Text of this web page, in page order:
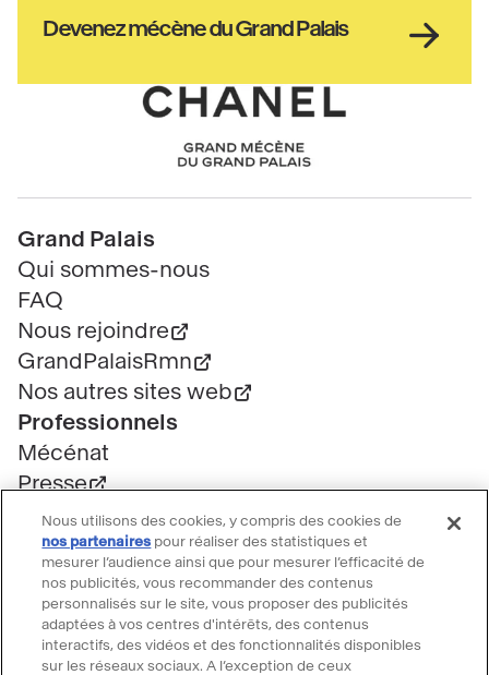
Haut
de
Devenez mécène du Grand Palais
Chanel
Pied
de
page
Grand Palais
Qui sommes-nous
FAQ
Nous rejoindre
GrandPalaisRmn
Nos autres sites web
Professionnels
Mécénat
Presse
Marchés publics
Location d'espaces
Billetterie
Billetterie groupe
Service client
FAQ Billetterie
Nous utilisons des cookies, y compris des cookies de
nos partenaires pour réaliser des statistiques et
mesurer l’audience ainsi que pour mesurer l’efficacité de
nos publicités, vous recommander des contenus
personnalisés sur le site, vous proposer des publicités
adaptées à vos centres d'intérêts, des contenus
interactifs, des vidéos et des fonctionnalités disponibles
sur les réseaux sociaux. A l’exception de ceux